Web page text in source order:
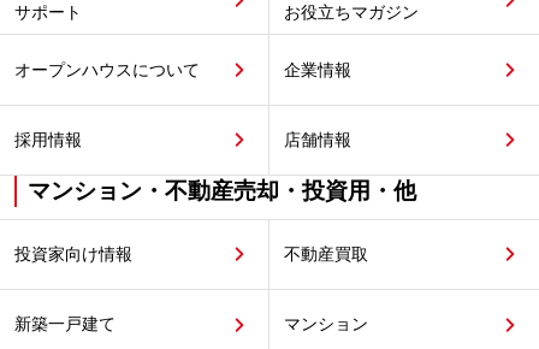
サポート
お役立ちマガジン
オープンハウスについて 企業情報
採用情報 店舗情報
マンション・不動産売却・投資用・他
投資家向け情報 不動産買取
新築一戸建て マンション